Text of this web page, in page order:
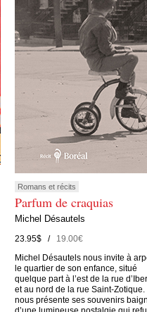
Romans et récits
Parfum de craquias
Michel Désautels
23.95$ /19.00€
Michel Désautels nous invite à
le quartier de son enfance, situé
quelque part à l’est de la rue
et au nord de la rue Saint-Zotique.
nous présente ses souvenirs